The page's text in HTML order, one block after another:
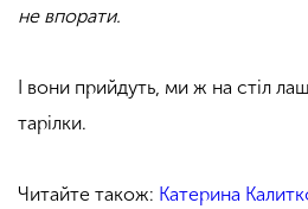
не впорати.
І вони прийдуть, ми ж на стіл
тарілки.
Читайте також: Катерина